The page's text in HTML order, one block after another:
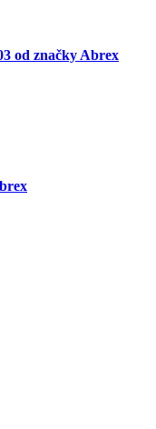
od značky Abrex